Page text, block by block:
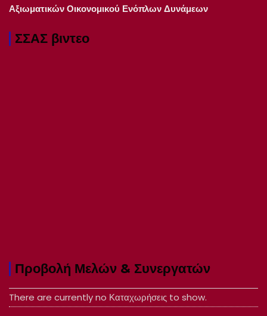
Αξιωματικών Οικονομικού Ενόπλων Δυνάμεων
ΣΣΑΣ βιντεο
Προβολή Μελών & Συνεργατών
There are currently no Καταχωρήσεις to show.